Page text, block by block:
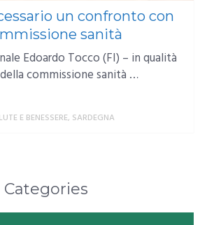
un confronto con
sanità
Edoardo Tocco (FI) – in qualità
commissione sanità …
E BENESSERE, SARDEGNA